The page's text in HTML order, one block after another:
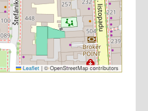
Leaflet | © OpenStreetMap contributors